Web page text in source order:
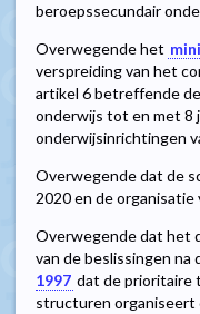
beroepssecundair
Overwegende het
verspreiding van het
artikel 6 betreffende
onderwijs tot en met 8
onderwijsinrichtingen
Overwegende dat de
2020 en de organisatie
Overwegende dat het
van de beslissingen na
1997 dat de prioritaire
structuren organiseert